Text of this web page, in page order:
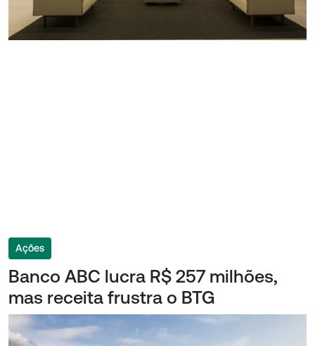
Ações
Banco ABC lucra R$ 257 milhões,
mas receita frustra o BTG